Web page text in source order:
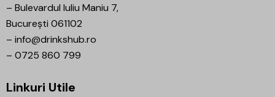
– Bulevardul Iuliu Maniu 7,
București 061102
– info@drinkshub.ro
– 0725 860 799
Linkuri Utile